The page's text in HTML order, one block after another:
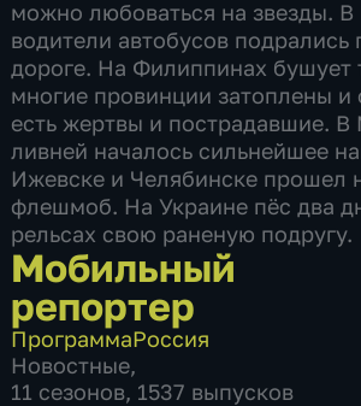
можно любоваться на звезды. В
водители автобусов подрались
дороге. На Филиппинах бушует
многие провинции затоплены и
есть жертвы и пострадавшие. В
ливней началось сильнейшее
Ижевске и Челябинске прошел
флешмоб. На Украине пёс два
рельсах свою раненую подругу.
Мобильный
репортер
ПрограммаРоссия
Новостные,
11 сезонов, 1537 выпусков